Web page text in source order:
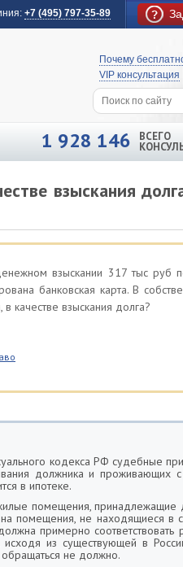
+7 (495) 797-35-89
Почему
VIP консультация
1 928 146 ВСЕГО
взыскания
взыскании 317 тыс
банковская карта. В
качестве взыскания долга?
кодекса РФ судебные
должника и проживающих
в ипотеке.
помещения, принадлежащие
помещения, не находящиеся в
примерно соответствовать
из существующей в
не должно.